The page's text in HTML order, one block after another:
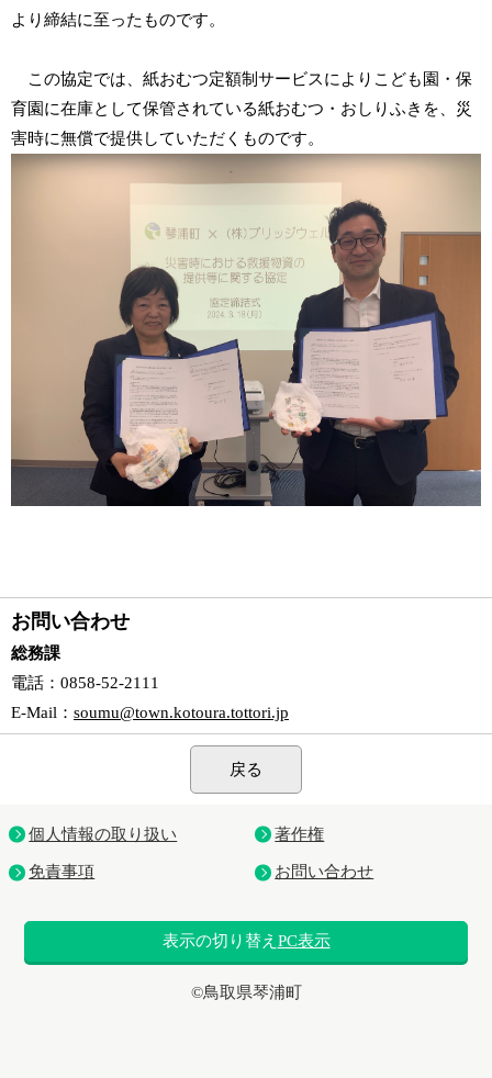
より締結に至ったものです。
この協定では、紙おむつ定額制サービスによりこども園・保
育園に在庫として保管されている紙おむつ・おしりふきを、災
害時に無償で提供していただくものです。
お問い合わせ
総務課
電話 ：0858-52-2111
E-Mail ： soumu@town.kotoura.tottori.jp
戻る
個人情報の取り扱い 著作権
免責事項 お問い合わせ
表示の切り替え PC表示
©鳥取県琴浦町